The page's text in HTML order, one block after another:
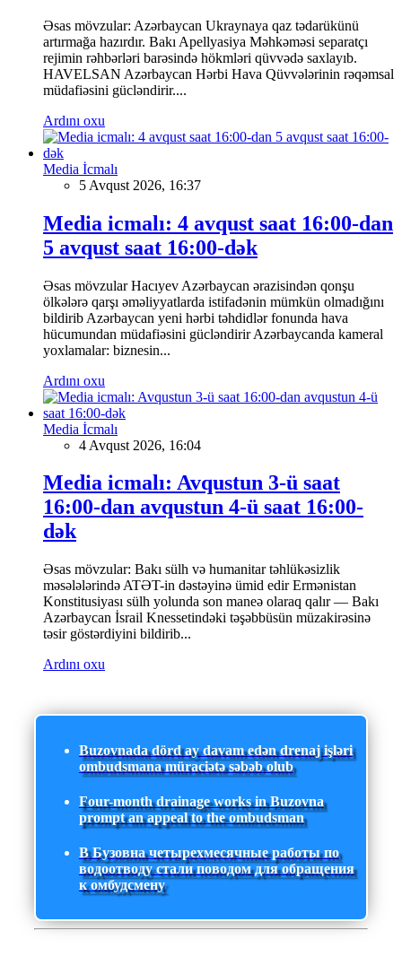
Əsas mövzular: Azərbaycan Ukraynaya qaz tədarükünü
artırmağa hazırdır. Bakı Apellyasiya Məhkəməsi separatçı
rejimin rəhbərləri barəsində hökmləri qüvvədə saxlayıb.
HAVELSAN Azərbaycan Hərbi Hava Qüvvələrinin rəqəmsal
müdafiəsini gücləndirir....
Ardını oxu
Media İcmalı
5 Avqust 2026, 16:37
Media icmalı: 4 avqust saat 16:00-dan
5 avqust saat 16:00-dək
Əsas mövzular Hacıyev Azərbaycan ərazisindən qonşu
ölkələrə qarşı əməliyyatlarda istifadənin mümkün olmadığını
bildirib Azərbaycan yeni hərbi təhdidlər fonunda hava
hücumundan müdafiəsini gücləndirir Azərbaycanda kameral
yoxlamalar: biznesin...
Ardını oxu
Media İcmalı
4 Avqust 2026, 16:04
Media icmalı: Avqustun 3-ü saat
16:00-dan avqustun 4-ü saat 16:00-
dək
Əsas mövzular: Bakı sülh və humanitar təhlükəsizlik
məsələlərində ATƏT-in dəstəyinə ümid edir Ermənistan
Konstitusiyası sülh yolunda son maneə olaraq qalır — Bakı
Azərbaycan İsrail Knessetindəki təşəbbüsün müzakirəsinə
təsir göstərdiyini bildirib...
Ardını oxu
Buzovnada dörd ay davam edən drenaj işləri
ombudsmana müraciətə səbəb olub
Four-month drainage works in Buzovna
prompt an appeal to the ombudsman
В Бузовна четырехмесячные работы по
водоотводу стали поводом для обращения
к омбудсмену